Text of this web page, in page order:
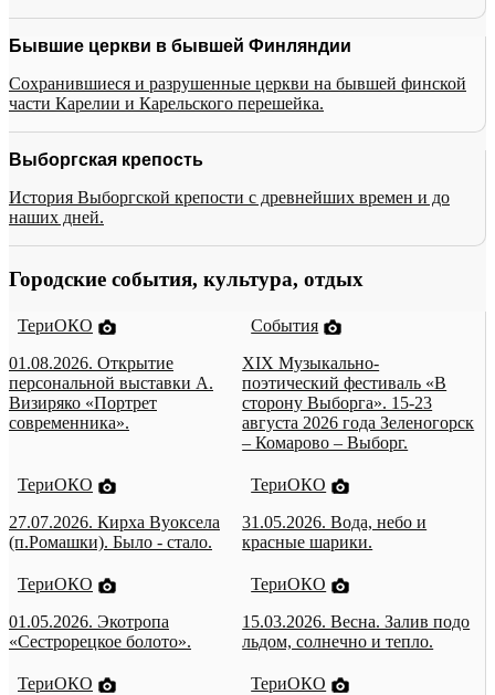
Бывшие церкви в бывшей Финляндии
Сохранившиеся и разрушенные церкви на бывшей финской
части Карелии и Карельского перешейка.
Выборгская крепость
История Выборгской крепости с древнейших времен и до
наших дней.
Городские события, культура, отдых
ТериОКО
01.08.2026. Открытие
персональной выставки А.
Визиряко «Портрет
современника».
События
XIX Музыкально-
поэтический фестиваль «В
сторону Выборга». 15-23
августа 2026 года Зеленогорск
– Комарово – Выборг.
ТериОКО
27.07.2026. Кирха Вуоксела
(п.Ромашки). Было - стало.
ТериОКО
31.05.2026. Вода, небо и
красные шарики.
ТериОКО
01.05.2026. Экотропа
«Сестрорецкое болото».
ТериОКО
15.03.2026. Весна. Залив подо
льдом, солнечно и тепло.
ТериОКО
ТериОКО